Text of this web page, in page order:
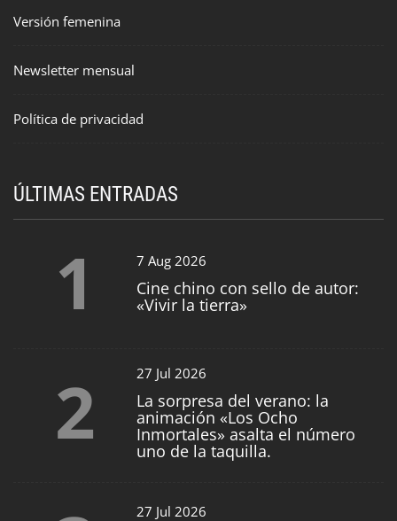
Versión femenina
Newsletter mensual
Política de privacidad
ÚLTIMAS ENTRADAS
1 7 Aug 2026
Cine chino con sello de autor:
«Vivir la tierra»
2 27 Jul 2026
La sorpresa del verano: la
animación «Los Ocho
Inmortales» asalta el número
uno de la taquilla.
27 Jul 2026